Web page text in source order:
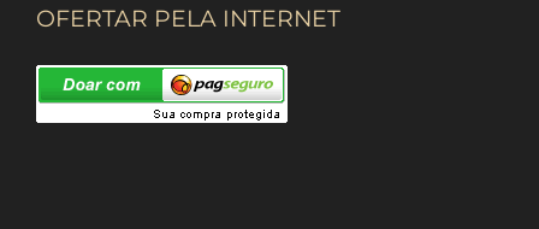
OFERTAR PELA INTERNET